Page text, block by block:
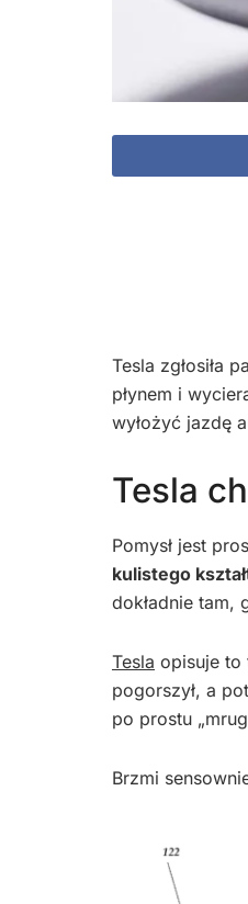
Tesla zgłosiła
płynem i
wyłożyć jazdę
Tesla
Pomysł jest
kulistego
dokładnie tam,
Tesla opisuje to
pogorszył, a
po prostu
Brzmi